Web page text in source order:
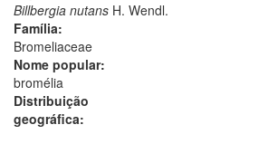
Billbergia nutans H. Wendl.
Família:
Bromeliaceae
Nome popular:
bromélia
Distribuição
geográfica: